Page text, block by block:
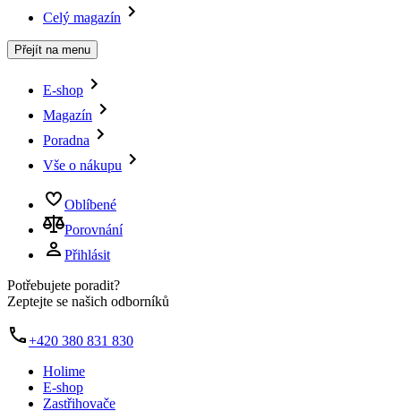
Celý magazín
Přejít na menu
E-shop
Magazín
Poradna
Vše o nákupu
Oblíbené
Porovnání
Přihlásit
Potřebujete poradit?
Zeptejte se našich odborníků
+420 380 831 830
Holime
E-shop
Zastřihovače